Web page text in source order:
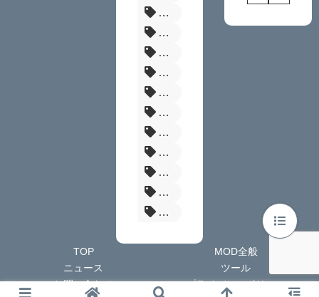
RE4
エルデンリング
ダークソウル3
ドラゴンズドグマ2
まとめ
Fallout
パルファーム
タブレット
エスケープフロムダッコフ
Skyrim
BF6
TOP
MOD全般
ニュース
ツール
お問い合わせ
プライバシーポリシー